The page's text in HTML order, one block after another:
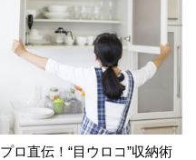
プロ直伝！“目ウロコ”収納術